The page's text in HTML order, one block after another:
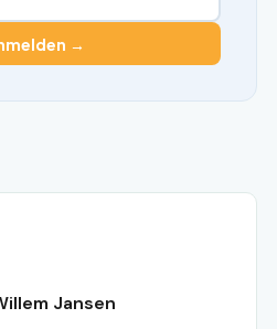
→
Jansen